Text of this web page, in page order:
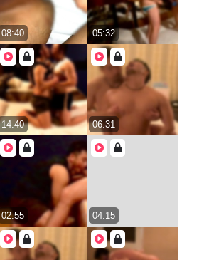
08:40 05:32
14:40 06:31
02:55 04:15